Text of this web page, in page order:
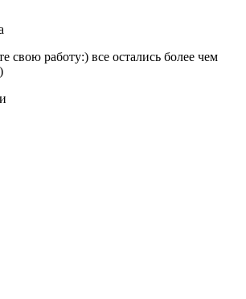
свою работу:) все остались более чем